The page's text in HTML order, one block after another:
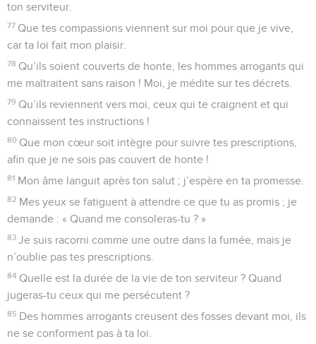
ton serviteur.
77 Que tes compassions viennent sur moi pour que je vive,
car ta loi fait mon plaisir.
78 Qu’ils soient couverts de honte, les hommes arrogants qui
me maltraitent sans raison ! Moi, je médite sur tes décrets.
79 Qu’ils reviennent vers moi, ceux qui te craignent et qui
connaissent tes instructions !
80 Que mon cœur soit intègre pour suivre tes prescriptions,
afin que je ne sois pas couvert de honte !
81 Mon âme languit après ton salut ; j’espère en ta promesse.
82 Mes yeux se fatiguent à attendre ce que tu as promis ; je
demande : « Quand me consoleras-tu ? »
83 Je suis racorni comme une outre dans la fumée, mais je
n’oublie pas tes prescriptions.
84 Quelle est la durée de la vie de ton serviteur ? Quand
jugeras-tu ceux qui me persécutent ?
85 Des hommes arrogants creusent des fosses devant moi, ils
ne se conforment pas à ta loi.